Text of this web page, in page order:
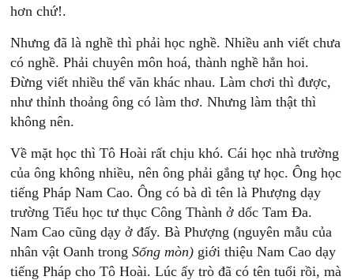
hơn chứ!.
Nhưng đã là nghề thì phải học nghề. Nhiều anh viết chưa
có nghề. Phải chuyên môn hoá, thành nghề hẳn hoi.
Đừng viết nhiều thể văn khác nhau. Làm chơi thì được,
như thỉnh thoảng ông có làm thơ. Nhưng làm thật thì
không nên.
Về mặt học thì Tô Hoài rất chịu khó. Cái học nhà trường
của ông không nhiều, nên ông phải gắng tự học. Ông học
tiếng Pháp Nam Cao. Ông có bà dì tên là Phượng dạy
trường Tiểu học tư thục Công Thành ở dốc Tam Đa.
Nam Cao cũng dạy ở đấy. Bà Phượng (nguyên mẫu của
nhân vật Oanh trongSống mòn) giới thiệu Nam Cao dạy
tiếng Pháp cho Tô Hoài. Lúc ấy trò đã có tên tuổi rồi, mà